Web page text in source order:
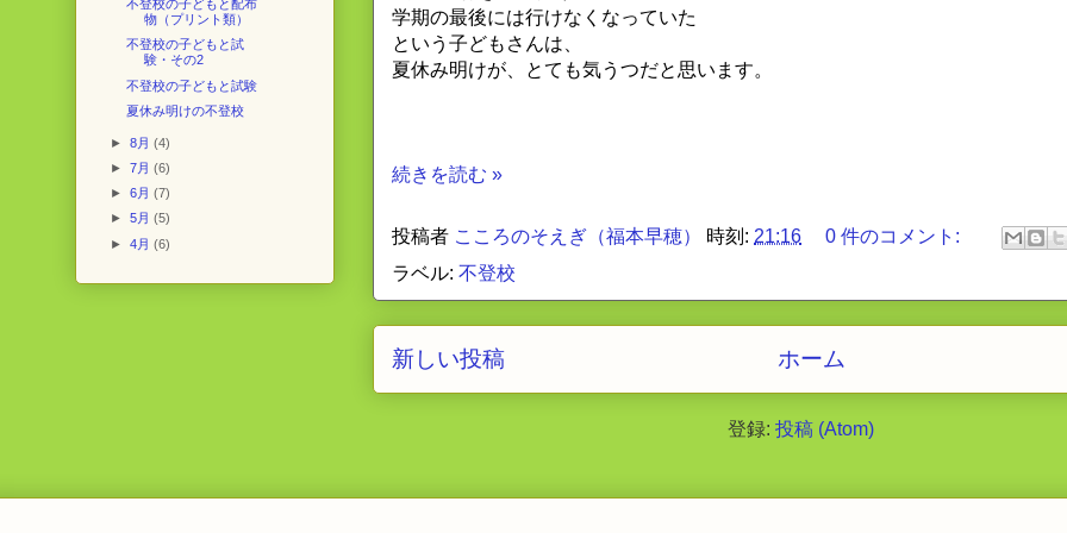
学期の最後には行けなくなっていた
という子どもさんは、
夏休み明けが、とても気うつだと思います。
続きを読む »
投稿者 こころのそえぎ（福本早穂） 時刻: 21:16
0 件のコメント:
ラベル: 不登校
新しい投稿 ホーム
登録: 投稿 (Atom)
不登校の子どもと配布
物（プリント類）
不登校の子どもと試
験・その2
不登校の子どもと試験
夏休み明けの不登校
►8月(4)
►7月(6)
►6月(7)
►5月(5)
►4月(6)